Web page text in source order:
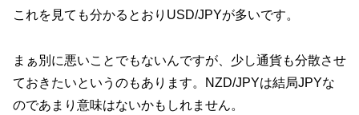
これを見ても分かるとおりUSD/JPYが多いです。
まぁ別に悪いことでもないんですが、少し通貨も分散させ
ておきたいというのもあります。NZD/JPYは結局JPYな
のであまり意味はないかもしれません。